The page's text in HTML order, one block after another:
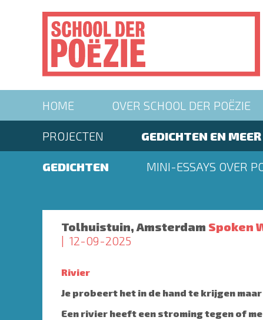
navigationHOME OVER SCHOOL DER POËZIE
PROJECTEN GEDICHTEN EN MEER
GEDICHTEN MINI-ESSAYS OVER
Tolhuistuin, Amsterdam Spoken
12-09-2025
Rivier
Je probeert het in de hand te krijgen
Een rivier heeft een stroming tegen of